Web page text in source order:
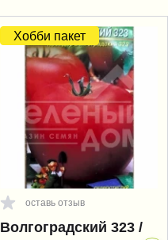
Хобби пакет
оставь отзыв
Волгоградский 323 /